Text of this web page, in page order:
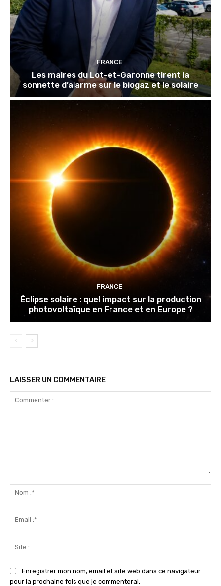
FRANCE
Les maires du Lot-et-Garonne tirent la
sonnette d’alarme sur le biogaz et le solaire
FRANCE
Éclipse solaire : quel impact sur la production
photovoltaïque en France et en Europe ?
LAISSER UN COMMENTAIRE
Enregistrer mon nom, email et site web dans ce navigateur
pour la prochaine fois que je commenterai.